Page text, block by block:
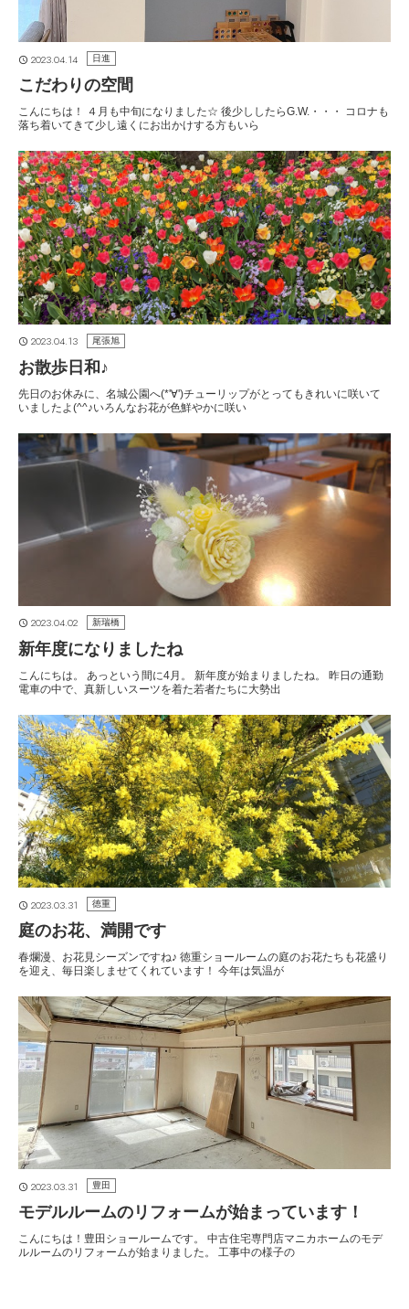
2023.04.14 日進
こだわりの空間
こんにちは！ ４月も中旬になりました☆ 後少ししたらG.W.・・・ コロナも
落ち着いてきて少し遠くにお出かけする方もいら
2023.04.13 尾張旭
お散歩日和♪
先日のお休みに、名城公園へ(*'∀')チューリップがとってもきれいに咲いて
いましたよ(^^♪いろんなお花が色鮮やかに咲い
2023.04.02 新瑞橋
新年度になりましたね
こんにちは。 あっという間に4月。 新年度が始まりましたね。 昨日の通勤
電車の中で、真新しいスーツを着た若者たちに大勢出
2023.03.31 徳重
庭のお花、満開です
春爛漫、お花見シーズンですね♪ 徳重ショールームの庭のお花たちも花盛り
を迎え、毎日楽しませてくれています！ 今年は気温が
2023.03.31 豊田
モデルルームのリフォームが始まっています！
こんにちは！豊田ショールームです。 中古住宅専門店マニカホームのモデ
ルルームのリフォームが始まりました。 工事中の様子の